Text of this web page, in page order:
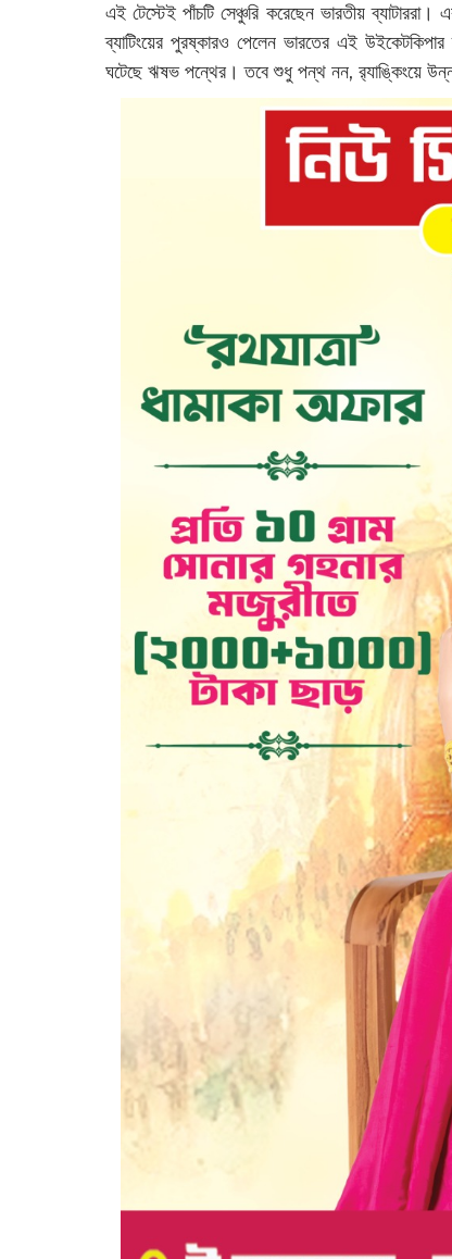
এই টেস্টেই পাঁচটি সেঞ্চুরি করেছেন ভারতীয়
ব্যাটিংয়ের পুরষ্কারও পেলেন ভারতের এই
ঘটেছে ঋষভ পন্থের। তবে শুধু পন্থ নন, র‌্যাঙ্কিংয়ে